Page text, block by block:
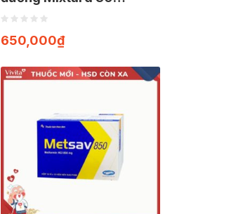
Flexpen | Hộp 5 cây
650,000₫